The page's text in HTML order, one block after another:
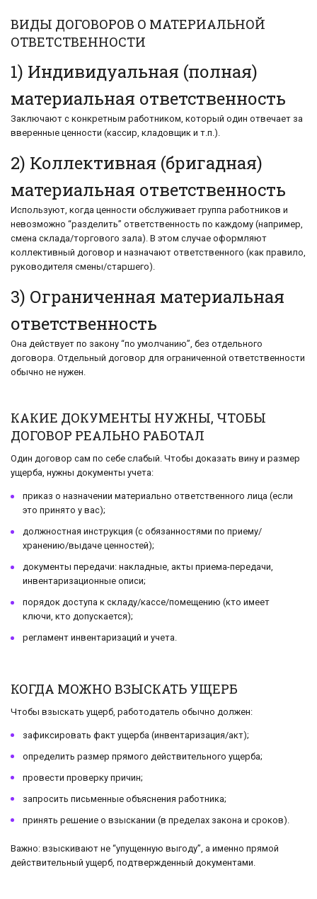
ВИДЫ ДОГОВОРОВ О МАТЕРИАЛЬНОЙ
ОТВЕТСТВЕННОСТИ
1) Индивидуальная (полная)
материальная ответственность
Заключают с конкретным работником, который один отвечает за
вверенные ценности (кассир, кладовщик и т.п.).
2) Коллективная (бригадная)
материальная ответственность
Используют, когда ценности обслуживает группа работников и
невозможно “разделить” ответственность по каждому (например,
смена склада/торгового зала). В этом случае оформляют
коллективный договор и назначают ответственного (как правило,
руководителя смены/старшего).
3) Ограниченная материальная
ответственность
Она действует по закону “по умолчанию”, без отдельного
договора. Отдельный договор для ограниченной ответственности
обычно не нужен.
КАКИЕ ДОКУМЕНТЫ НУЖНЫ, ЧТОБЫ
ДОГОВОР РЕАЛЬНО РАБОТАЛ
Один договор сам по себе слабый. Чтобы доказать вину и размер
ущерба, нужны документы учета:
приказ о назначении материально ответственного лица (если
это принято у вас);
должностная инструкция (с обязанностями по приему/
хранению/выдаче ценностей);
документы передачи: накладные, акты приема-передачи,
инвентаризационные описи;
порядок доступа к складу/кассе/помещению (кто имеет
ключи, кто допускается);
регламент инвентаризаций и учета.
КОГДА МОЖНО ВЗЫСКАТЬ УЩЕРБ
Чтобы взыскать ущерб, работодатель обычно должен:
зафиксировать факт ущерба (инвентаризация/акт);
определить размер прямого действительного ущерба;
провести проверку причин;
запросить письменные объяснения работника;
принять решение о взыскании (в пределах закона и сроков).
Важно: взыскивают не “упущенную выгоду”, а именно прямой
действительный ущерб, подтвержденный документами.